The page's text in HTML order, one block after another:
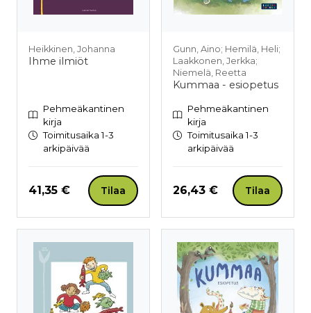
Heikkinen, Johanna
Ihme ilmiöt
Pehmeäkantinen
kirja
Toimitusaika 1-3
arkipäivää
Hinta nyt
41,35 € Tilaa
Gunn, Aino; Hemilä, Heli;
Laakkonen, Jerkka;
Niemelä, Reetta
Kummaa - esiopetus
Pehmeäkantinen
kirja
Toimitusaika 1-3
arkipäivää
Hinta nyt
26,43 € Tilaa